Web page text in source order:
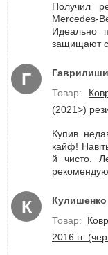
Получил
Mercedes-
Идеально
защищают
Г
Товар:
(2021>)
Купив
кайф!
й чисто.
К
Товар:
2016 гг.